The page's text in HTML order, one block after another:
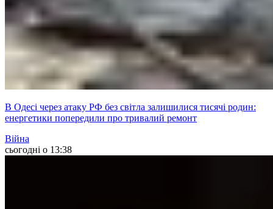
В Одесі через атаку РФ без світла залишилися тисячі родин:
енергетики попередили про тривалий ремонт
Війна
сьогодні о 13:38